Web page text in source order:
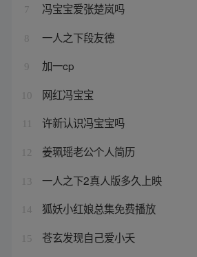
7 冯宝宝爱张楚岚吗
8 一人之下段友德
9 加一cp
10 网红冯宝宝
许新认识冯宝宝吗
12 姜珮瑶老公个人简历
13 一人之下2真人版多久上映
14 狐妖小红娘总集免费播放
15 苍玄发现自己爱小夭